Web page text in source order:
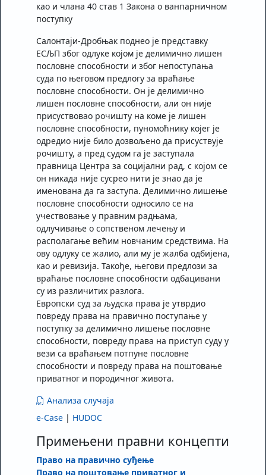
као и члана 40 став 1 Закона о ванпарничном
поступку
Салонтаји-Дробњак поднео је представку
ЕСЉП због одлуке којом је делимично лишен
пословне способности и због непоступања
суда по његовом предлогу за враћање
пословне способности. Он је делимично
лишен пословне способности, али он није
присуствовао рочишту на коме је лишен
пословне способности, пуномоћнику којег је
одредио није било дозвољено да присуствује
рочишту, а пред судом га је заступала
правница Центра за социјални рад, с којом се
он никада није сусрео нити је знао да је
именована да га заступа. Делимично лишење
пословне способности односило се на
учествовање у правним радњама,
одлучивање о сопственом лечењу и
располагање већим новчаним средствима. На
ову одлуку се жалио, али му је жалба одбијена,
као и ревизија. Такође, његови предлози за
враћање пословне способности одбацивани
су из различитих разлога.
Европски суд за људска права је утврдио
повреду права на правично поступање у
поступку за делимично лишење пословне
способности, повреду права на приступ суду у
вези са враћањем потпуне пословне
способности и повреду права на поштовање
приватног и породичног живота.
Анализа случаја
e-Case | HUDOC
Примењени правни концепти
Право на правично суђење
Право на поштовање приватног и